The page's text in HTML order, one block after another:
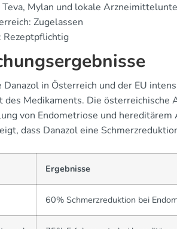
Mylan und lokale
Zugelassen
Rezeptpflichtig
in Österreich und der EU
Medikaments. Die österreichische
von Endometriose und
dass Danazol eine
Ergebnisse
60% Schmerzreduktion bei